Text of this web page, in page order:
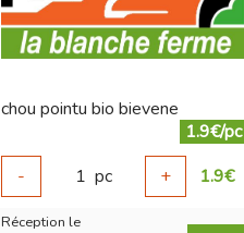
chou pointu bio bievene
1.9€/pc
-
1 pc + 1.9€
Réception le